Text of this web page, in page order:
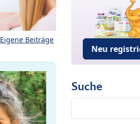
Eigene Beiträge
Neu
Suche